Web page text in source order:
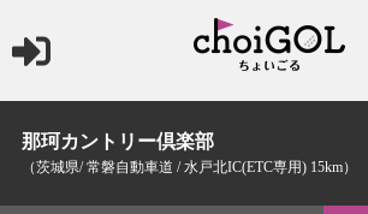
那珂カントリー倶楽部
（茨城県/ 常磐自動車道 / 水戸北IC(ETC専用) 15km）